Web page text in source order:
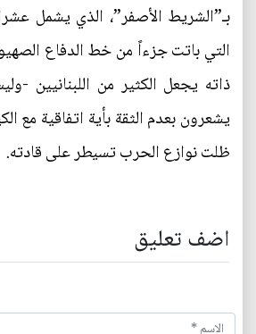
بـ”الشريط الأصفر”، الذي يشمل
التي باتت جزءاً من خط الدفاع
ذاته يجعل الكثير من اللبنانيين
يشعرون بعدم الثقة بأية اتفاقية مع
ظلت نوازع الحرب تسيطر على قادته.
اضف تعليق